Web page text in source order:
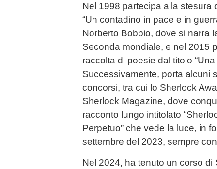
Nel 1998 partecipa alla stesura
“Un contadino in pace e in
Norberto Bobbio, dove si narra
Seconda mondiale, e nel 2015
raccolta di poesie dal titolo
Successivamente, porta alcuni
concorsi, tra cui lo Sherlock
Sherlock Magazine, dove
racconto lungo intitolato
Perpetuo” che vede la luce, in
settembre del 2023, sempre
Nel 2024, ha tenuto un corso di